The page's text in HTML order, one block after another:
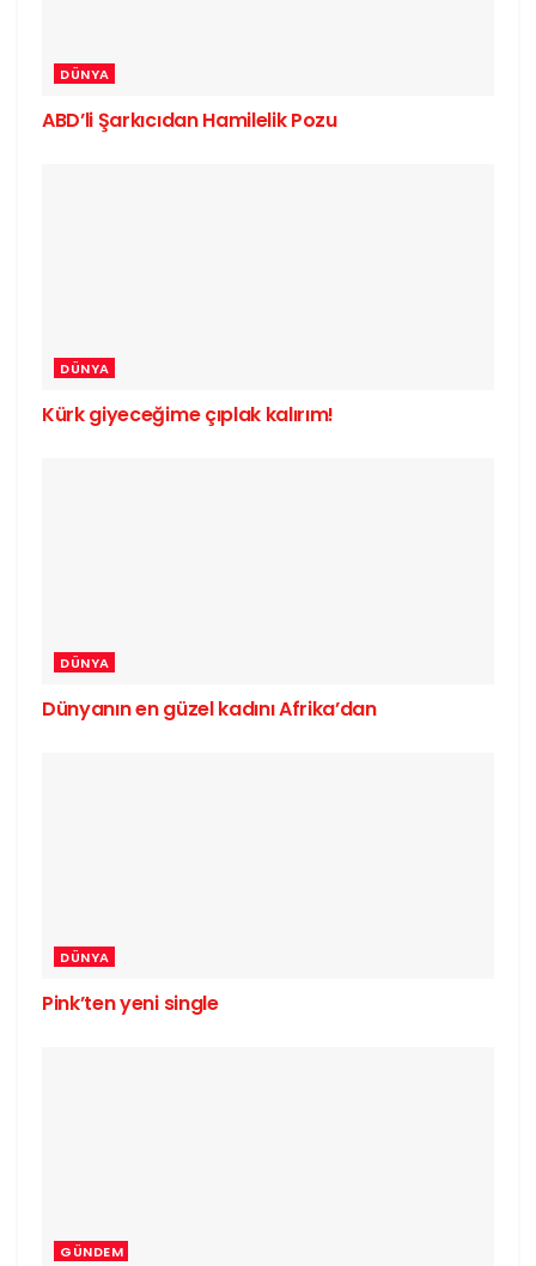
DÜNYA
ABD’li Şarkıcıdan Hamilelik Pozu
DÜNYA
Kürk giyeceğime çıplak kalırım!
DÜNYA
Dünyanın en güzel kadını Afrika’dan
DÜNYA
Pink’ten yeni single
GÜNDEM